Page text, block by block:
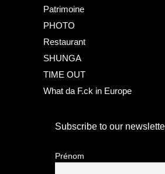
Patrimoine
PHOTO
Restaurant
SHUNGA
TIME OUT
What da F.ck in Europe
Subscribe to our
Prénom